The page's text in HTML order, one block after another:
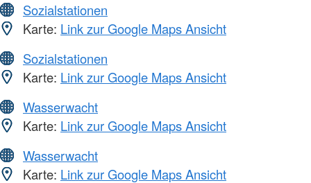
Sozialstationen
Karte: Link zur Google Maps Ansicht
Sozialstationen
Karte: Link zur Google Maps Ansicht
Wasserwacht
Karte: Link zur Google Maps Ansicht
Wasserwacht
Karte: Link zur Google Maps Ansicht